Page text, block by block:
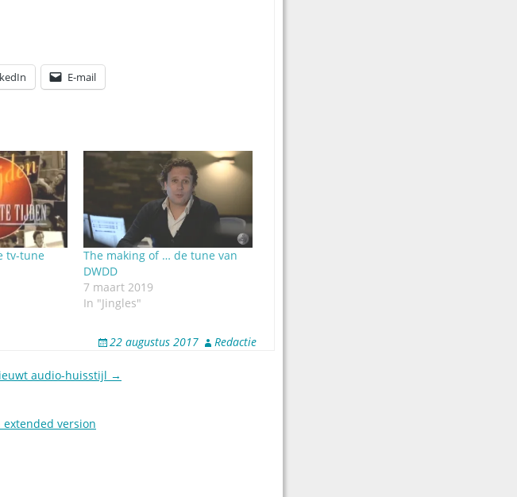
E-mail
tv-tune
The making of … de tune van
DWDD
7 maart 2019
In "Jingles"
22 augustus 2017 Redactie
audio-huisstijl →
extended version